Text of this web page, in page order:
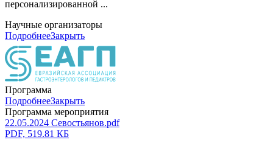
персонализированной ...
Научные организаторы
ПодробнееЗакрыть
Программа
ПодробнееЗакрыть
Программа мероприятия
22.05.2024 Севостьянов.pdf
PDF, 519.81 КБ